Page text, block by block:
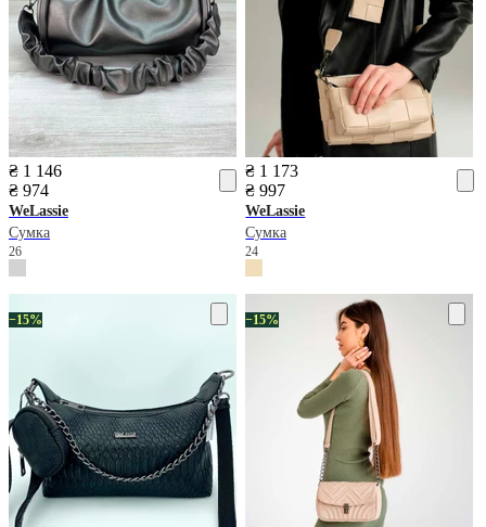
₴ 1 146
₴ 974
WeLassie
Сумка
26
₴ 1 173
₴ 997
WeLassie
Сумка
24
−15% −15%